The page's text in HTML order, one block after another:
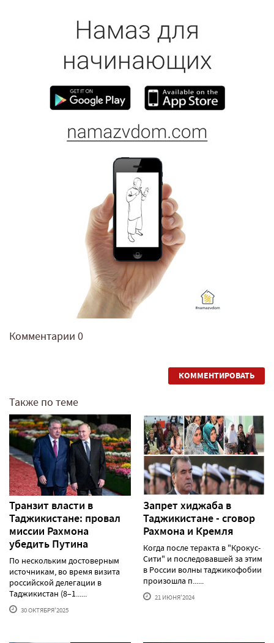
Комментарии 0
КОММЕНТИРОВАТЬ
Также по теме
Транзит власти в
Таджикистане: провал
миссии Рахмона
убедить Путина
По нескольким достоверным
источникам, во время визита
российской делегации в
Таджикистан (8–1......
30 ОКТЯБРЯ'2025
Запрет хиджаба в
Таджикистане - сговор
Рахмона и Кремля
Когда после теракта в "Крокус-
Сити" и последовавшей за этим
в России волны таджикофобии
произошла п......
21 ИЮНЯ'2024